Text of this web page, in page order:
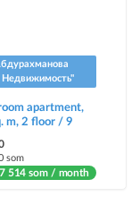
stand out from the rest
apartment,
m, 2 floor / 9
som
514 som / month